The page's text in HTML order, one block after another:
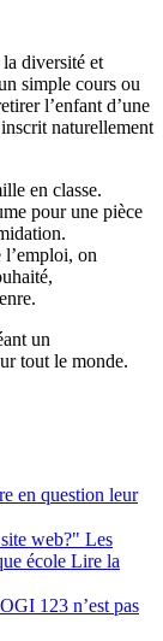
diversité et
simple cours ou
l’enfant d’une
naturellement
en classe.
pour une pièce
l’emploi, on
un
tout le monde.
en question leur
web?" Les
école Lire la
123 n’est pas